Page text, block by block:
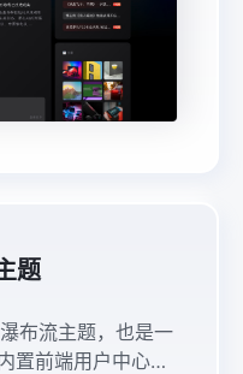
题
布流主题，也是一
置前端用户中心、